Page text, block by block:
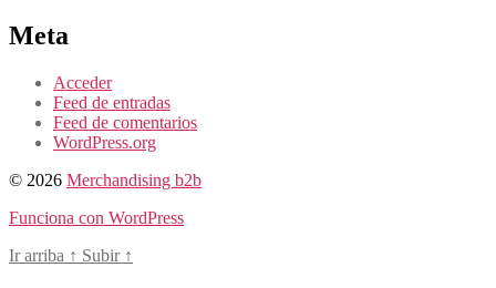
Meta
Acceder
Feed de entradas
Feed de comentarios
WordPress.org
© 2026 Merchandising b2b
Funciona con WordPress
Ir arriba ↑ Subir ↑